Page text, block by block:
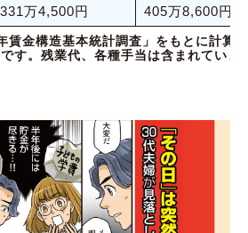
331万4,500円 405万8,600円
賃金構造基本統計調査」をもとに計算。
す。残業代、各種手当は含まれていま